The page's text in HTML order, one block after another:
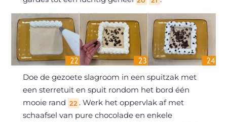
Doe de gezoete slagroom in een spuitzak met
een sterretuit en spuit rondom het bord één
mooie rand 22 . Werk het oppervlak af met
schaafsel van pure chocolade en enkele